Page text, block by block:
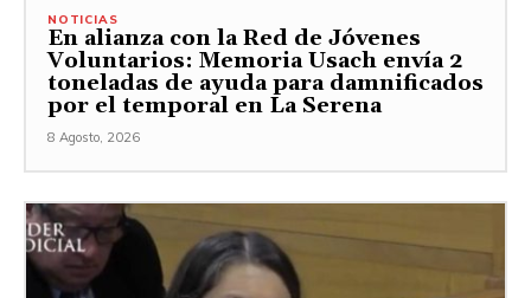
NOTICIAS
En alianza con la Red de Jóvenes
Voluntarios: Memoria Usach envía 2
toneladas de ayuda para damnificados
por el temporal en La Serena
8 Agosto, 2026